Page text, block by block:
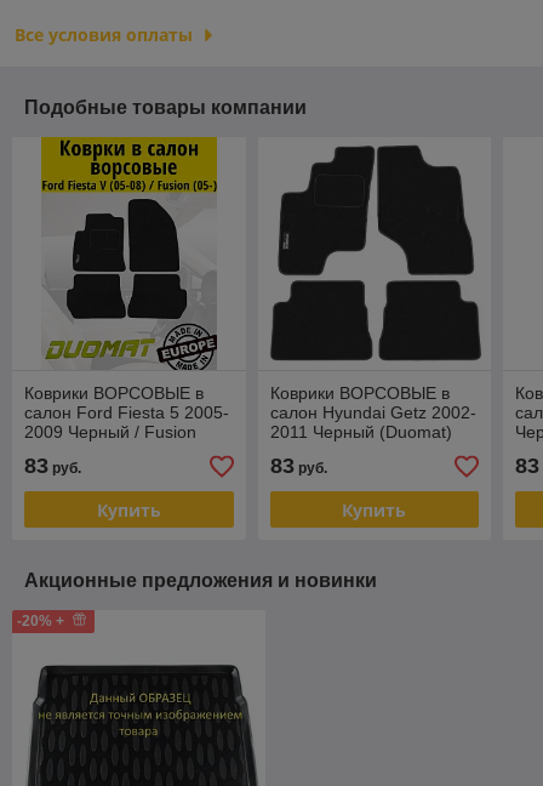
Все условия оплаты
Подобные товары компании
Коврики ВОРСОВЫЕ в
салон Ford Fiesta 5 2005-
2009 Черный / Fusion
2005- после рестайлинга
(Duomat)
83 руб.
Купить
Коврики ВОРСОВЫЕ в
салон Hyundai Getz 2002-
2011 Черный (Duomat)
83руб.
Купить
83
Акционные предложения и новинки
-20% +